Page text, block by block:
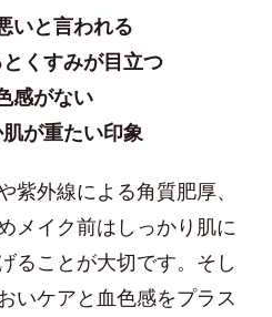
いと言われる
とくすみが目立つ
感がない
肌が重たい印象
紫外線による角質肥厚、
メイク前はしっかり肌に
ることが大切です。そし
いケアと血色感をプラス